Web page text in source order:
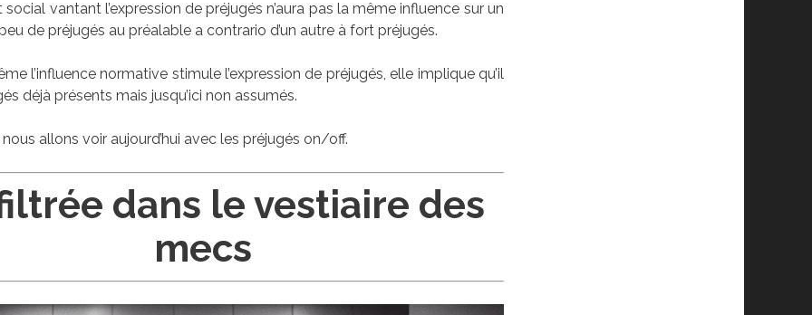
vantant l’expression de préjugés n’aura pas la même influence sur un
de préjugés au préalable a contrario d’un autre à fort préjugés.
l’influence normative stimule l’expression de préjugés, elle implique qu’il
déjà présents mais jusqu’ici non assumés.
nous allons voir aujourd’hui avec les préjugés on/off.
dans le vestiaire des
mecs